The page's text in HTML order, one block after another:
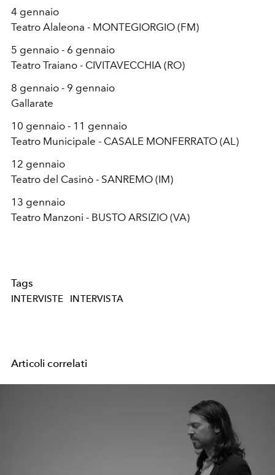
4 gennaio
Teatro Alaleona - MONTEGIORGIO (FM)
5 gennaio - 6 gennaio
Teatro Traiano - CIVITAVECCHIA (RO)
8 gennaio - 9 gennaio
Gallarate
10 gennaio - 11 gennaio
Teatro Municipale - CASALE MONFERRATO (AL)
12 gennaio
Teatro del Casinò - SANREMO (IM)
13 gennaio
Teatro Manzoni - BUSTO ARSIZIO (VA)
Tags
INTERVISTE INTERVISTA
Articoli correlati